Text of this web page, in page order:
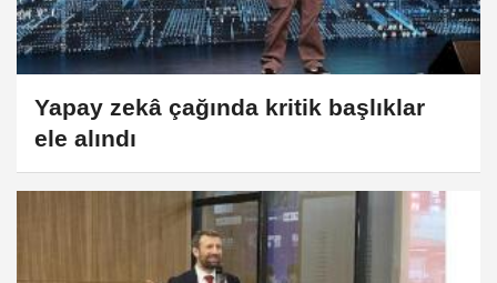
Yapay zekâ çağında kritik başlıklar
ele alındı